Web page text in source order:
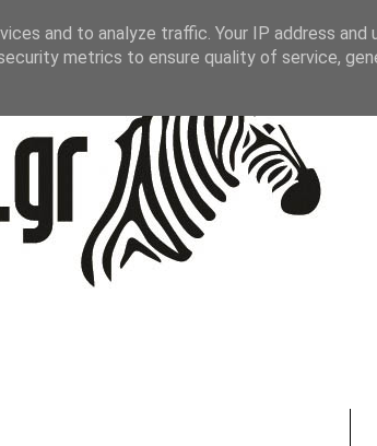
and to analyze traffic. Your IP address and
metrics to ensure quality of service,